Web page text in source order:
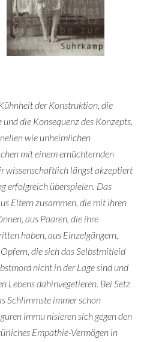
der Konstruktion, die
die Konsequenz des Konzepts,
wie unheimlichen
mit einem ernüchternden
wissenschaftlich längst akzeptiert
erfolgreich überspielen. Das
Eltern zusammen, die mit ihren
aus Paaren, die ihre
haben, aus Einzelgängern,
die sich das Selbstmitleid
nicht in der Lage sind und
Lebens dahinvegetieren. Bei Setz
Schlimmste immer schon
immu nisieren sich gegen den
Empathie-Vermögen in